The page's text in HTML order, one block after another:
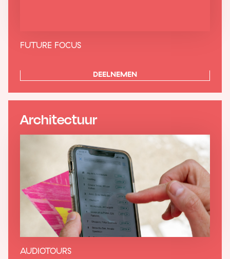
FUTURE FOCUS
DEELNEMEN
Architectuur
AUDIOTOURS